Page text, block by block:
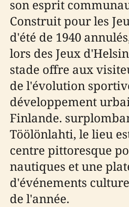
son esprit
Construit pour les
d'été de 1940
lors des Jeux
stade offre aux
de l'évolution
développement
Finlande.
Töölönlahti, le lieu
centre pittoresque
nautiques et une
d'événements
de l'année.